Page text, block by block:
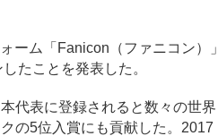
ーム「Fanicon（ファニコン）」
たことを発表した。
代表に登録されると数々の世界
の5位入賞にも貢献した。2017